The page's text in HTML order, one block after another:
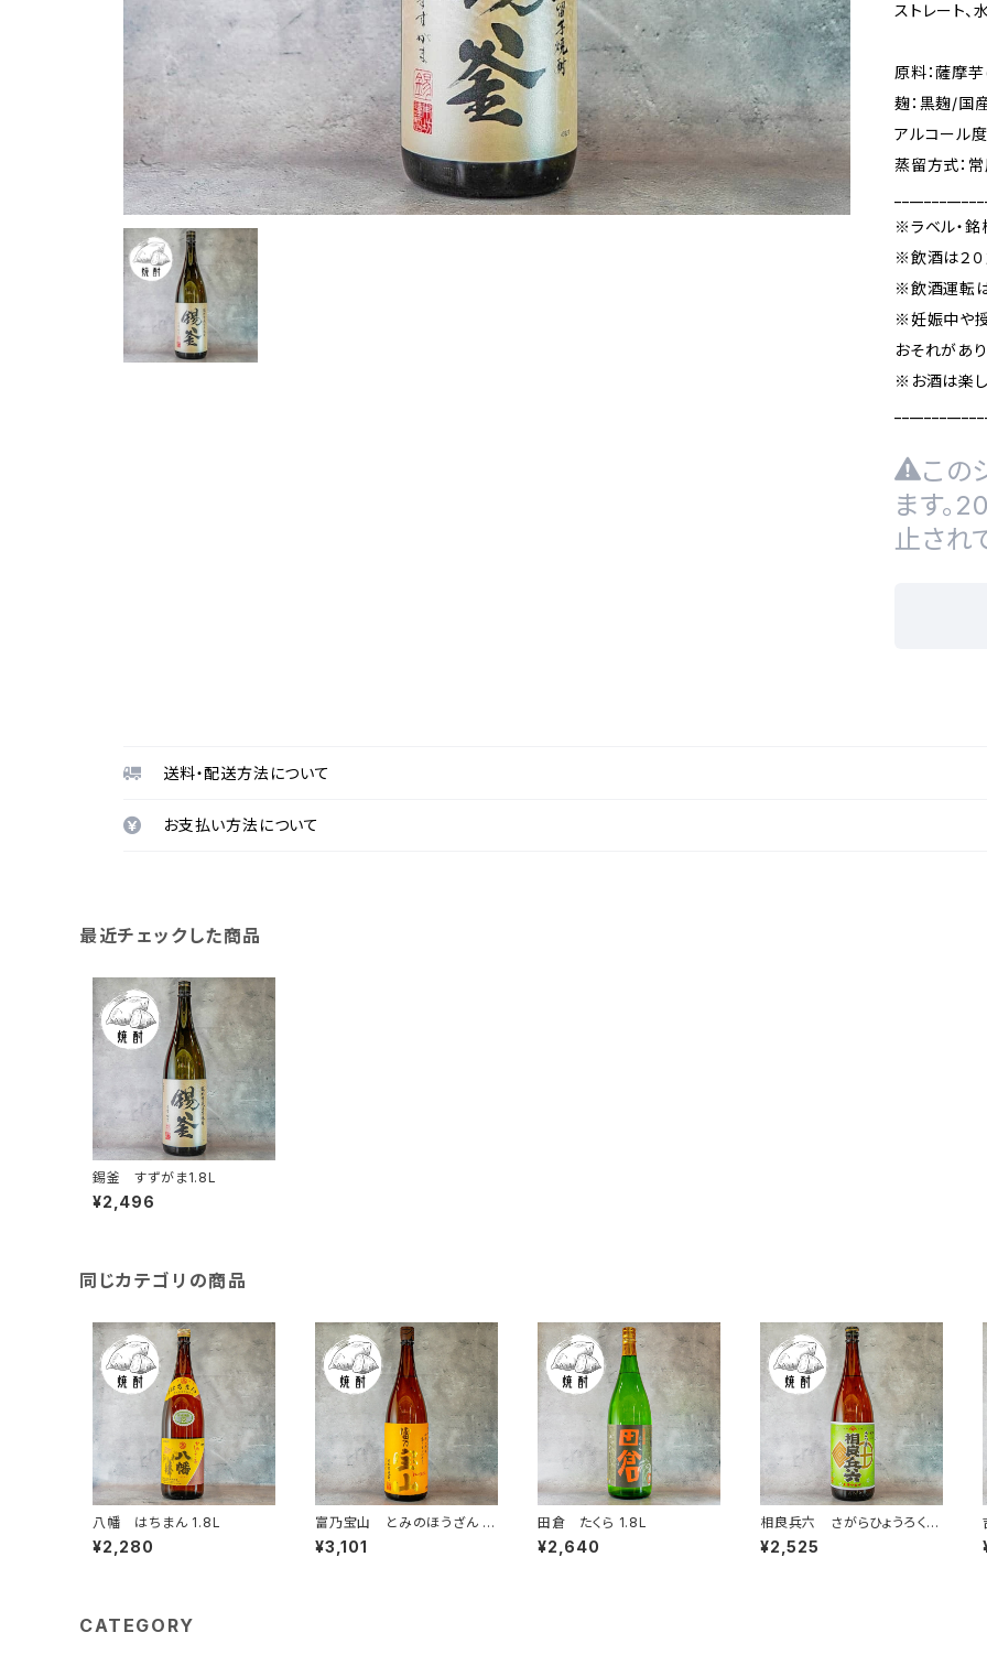
ストレート、
原料：薩摩
麹：黒麹/国
アルコール
蒸留方式：
※ラベル・銘
※飲酒は２０
※飲酒運転
※妊娠中や
おそれがあり
※お酒は楽し
この
ます。
止され
送料・配送方法について
お支払い方法について
最近チェックした商品
錫釜 すずがま1.8L
¥2,496
同じカテゴリの商品
八幡 はちまん 1.8L
¥2,280
富乃宝山 とみのほうざん 1.
8L
¥3,101
田倉 たくら 1.8L
¥2,640
相良兵六 さがらひょうろく 1.
8L
¥2,525
CATEGORY